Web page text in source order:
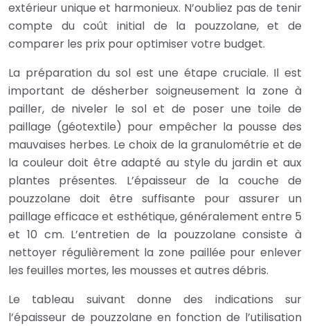
extérieur unique et harmonieux. N’oubliez pas de tenir
compte du coût initial de la pouzzolane, et de
comparer les prix pour optimiser votre budget.
La préparation du sol est une étape cruciale. Il est
important de désherber soigneusement la zone à
pailler, de niveler le sol et de poser une toile de
paillage (géotextile) pour empêcher la pousse des
mauvaises herbes. Le choix de la granulométrie et de
la couleur doit être adapté au style du jardin et aux
plantes présentes. L’épaisseur de la couche de
pouzzolane doit être suffisante pour assurer un
paillage efficace et esthétique, généralement entre 5
et 10 cm. L’entretien de la pouzzolane consiste à
nettoyer régulièrement la zone paillée pour enlever
les feuilles mortes, les mousses et autres débris.
Le tableau suivant donne des indications sur
l’épaisseur de pouzzolane en fonction de l’utilisation